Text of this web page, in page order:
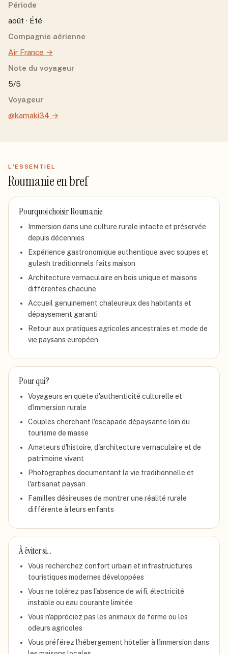
Période
août · Été
Compagnie aérienne
Air France →
Note du voyageur
5/5
Voyageur
@kamaki34 →
L'ESSENTIEL
Roumanieen bref
Pourquoi choisirRoumanie
Immersion dans une culture rurale intacte et préservée
depuis décennies
Expérience gastronomique authentique avec soupes et
gulash traditionnels faits maison
Architecture vernaculaire en bois unique et maisons
différentes chacune
Accueil genuinement chaleureux des habitants et
dépaysement garanti
Retour aux pratiques agricoles ancestrales et mode de
vie paysans européen
Pour qui ?
Voyageurs en quête d'authenticité culturelle et
d'immersion rurale
Couples cherchant l'escapade dépaysante loin du
tourisme de masse
Amateurs d'histoire, d'architecture vernaculaire et de
patrimoine vivant
Photographes documentant la vie traditionnelle et
l'artisanat paysan
Familles désireuses de montrer une réalité rurale
différente à leurs enfants
À éviter si…
Vous recherchez confort urbain et infrastructures
touristiques modernes développées
Vous ne tolérez pas l'absence de wifi, électricité
instable ou eau courante limitée
Vous n'appréciez pas les animaux de ferme ou les
odeurs agricoles
Vous préférez l'hébergement hôtelier à l'immersion dans